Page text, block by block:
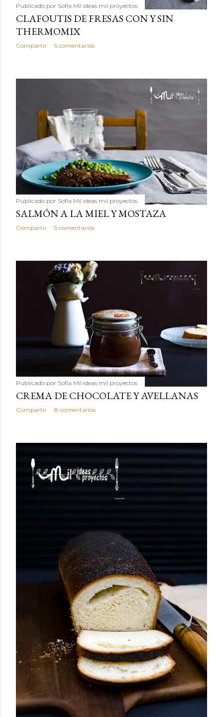
Publicado por Sofía Mil ideas mil proyectos
CLAFOUTIS DE FRESAS CON Y SIN
THERMOMIX
Compartir 5 comentarios
Publicado por Sofía Mil ideas mil proyectos
SALMÓN A LA MIEL Y MOSTAZA
Compartir 5 comentarios
Publicado por Sofía Mil ideas mil proyectos
CREMA DE CHOCOLATE Y AVELLANAS
Compartir 8 comentarios